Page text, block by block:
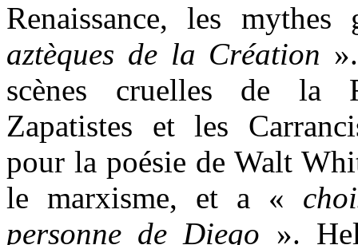
Renaissance, les
aztèques de la Création
scènes cruelles de la
Zapatistes et les
pour la poésie de Walt
le marxisme, et a «
personne de Diego ».